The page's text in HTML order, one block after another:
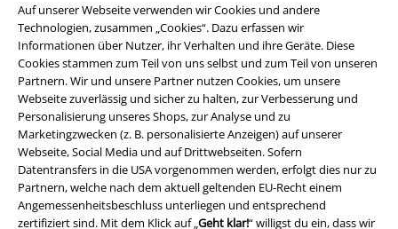
Auf unserer Webseite verwenden wir Cookies und andere
Technologien, zusammen „Cookies“. Dazu erfassen wir
Informationen über Nutzer, ihr Verhalten und ihre Geräte. Diese
Cookies stammen zum Teil von uns selbst und zum Teil von unseren
Partnern. Wir und unsere Partner nutzen Cookies, um unsere
Webseite zuverlässig und sicher zu halten, zur Verbesserung und
Personalisierung unseres Shops, zur Analyse und zu
Marketingzwecken (z. B. personalisierte Anzeigen) auf unserer
Webseite, Social Media und auf Drittwebseiten. Sofern
Datentransfers in die USA vorgenommen werden, erfolgt dies nur zu
Partnern, welche nach dem aktuell geltenden EU-Recht einem
Angemessenheitsbeschluss unterliegen und entsprechend
zertifiziert sind. Mit dem Klick auf „Geht klar!“ willigst du ein, dass wir
Rechtliches
AGB